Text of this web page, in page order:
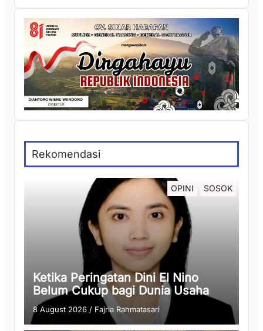
Rekomendasi
OPINI SOSOK
Ketika Peringatan Dini El Nino
Belum Cukup bagi Dunia Usaha
8 August 2026 / Fajria Rahmatasari